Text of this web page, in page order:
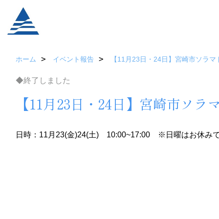
ホーム イベント報告 【11月23日・24日】宮崎市ソラ
◆終了しました
【11月23日・24日】宮崎市ソ
日時：11月23(金)24(土) 10:00~17:00 ※日曜はお休み